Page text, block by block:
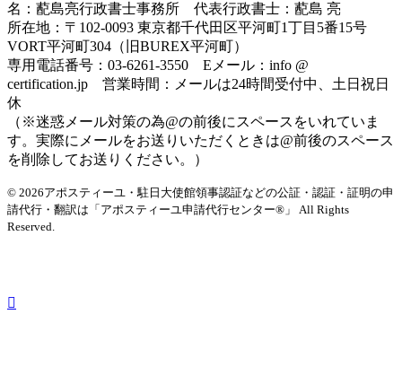
名：蓜島亮行政書士事務所 代表行政書士：蓜島 亮
所在地：〒102-0093 東京都千代田区平河町1丁目5番15号
VORT平河町304（旧BUREX平河町）
専用電話番号：03-6261-3550 Eメール：info @
certification.jp 営業時間：メールは24時間受付中、土日祝日
休
（※迷惑メール対策の為@の前後にスペースをいれていま
す。実際にメールをお送りいただくときは@前後のスペース
を削除してお送りください。）
© 2026アポスティーユ・駐日大使館領事認証などの公証・認証・証明の申
請代行・翻訳は「アポスティーユ申請代行センター®」 All Rights
Reserved.